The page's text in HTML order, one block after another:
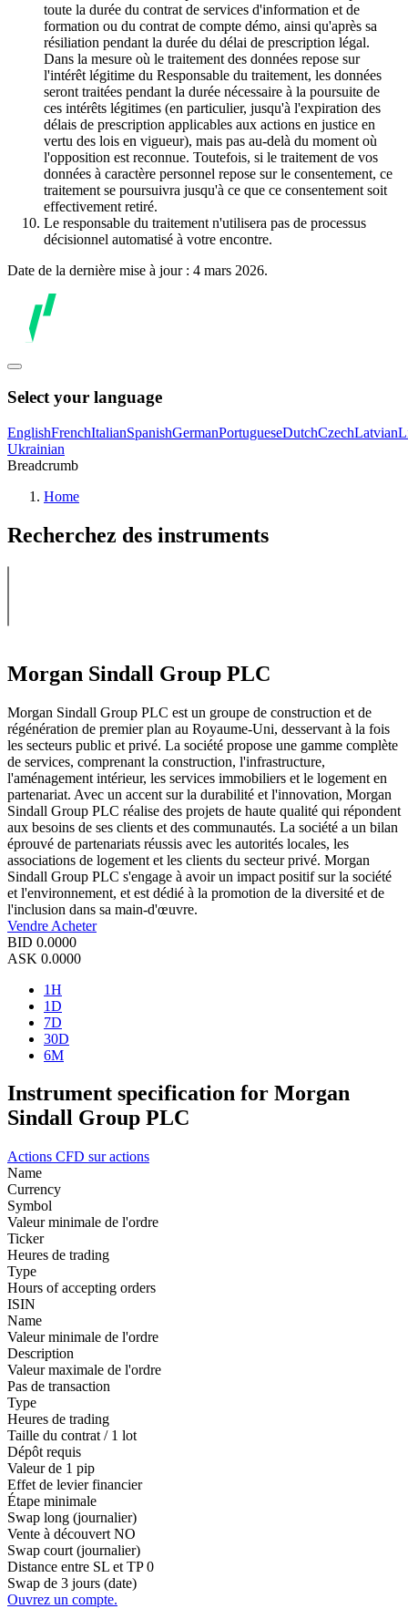
toute la durée du contrat de services d'information et de
formation ou du contrat de compte démo, ainsi qu'après sa
résiliation pendant la durée du délai de prescription légal.
Dans la mesure où le traitement des données repose sur
l'intérêt légitime du Responsable du traitement, les données
seront traitées pendant la durée nécessaire à la poursuite de
ces intérêts légitimes (en particulier, jusqu'à l'expiration des
délais de prescription applicables aux actions en justice en
vertu des lois en vigueur), mais pas au-delà du moment où
l'opposition est reconnue. Toutefois, si le traitement de vos
données à caractère personnel repose sur le consentement, ce
traitement se poursuivra jusqu'à ce que ce consentement soit
effectivement retiré.
Le responsable du traitement n'utilisera pas de processus
décisionnel automatisé à votre encontre.
Date de la dernière mise à jour : 4 mars 2026.
Select your language
EnglishFrenchItalianSpanishGermanPortugueseDutchCzechLatvian
Ukrainian
Breadcrumb
Home
Recherchez des instruments
Morgan Sindall Group PLC
Morgan Sindall Group PLC est un groupe de construction et de
régénération de premier plan au Royaume-Uni, desservant à la fois
les secteurs public et privé. La société propose une gamme complète
de services, comprenant la construction, l'infrastructure,
l'aménagement intérieur, les services immobiliers et le logement en
partenariat. Avec un accent sur la durabilité et l'innovation, Morgan
Sindall Group PLC réalise des projets de haute qualité qui répondent
aux besoins de ses clients et des communautés. La société a un bilan
éprouvé de partenariats réussis avec les autorités locales, les
associations de logement et les clients du secteur privé. Morgan
Sindall Group PLC s'engage à avoir un impact positif sur la société
et l'environnement, et est dédié à la promotion de la diversité et de
l'inclusion dans sa main-d'œuvre.
Vendre Acheter
BID 0.0000
ASK 0.0000
1H
1D
7D
30D
6M
Instrument specification for Morgan
Sindall Group PLC
Actions CFD sur actions
Name
Currency
Symbol
Valeur minimale de l'ordre
Ticker
Heures de trading
Type
Hours of accepting orders
ISIN
Name
Valeur minimale de l'ordre
Description
Valeur maximale de l'ordre
Pas de transaction
Type
Heures de trading
Taille du contrat / 1 lot
Dépôt requis
Valeur de 1 pip
Effet de levier financier
Étape minimale
Swap long (journalier)
Vente à découvert NO
Swap court (journalier)
Distance entre SL et TP 0
Swap de 3 jours (date)
Ouvrez un compte.